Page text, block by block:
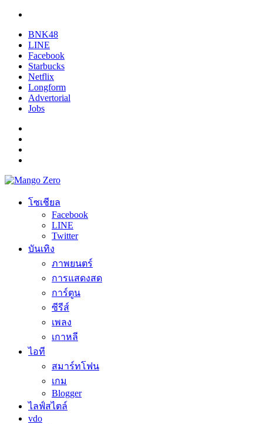
BNK48
LINE
Facebook
Starbucks
Netflix
Longform
Advertorial
Jobs
โซเชียล
Facebook
LINE
Twitter
บันเทิง
ภาพยนตร์
การแสดงสด
การ์ตูน
ซีรีส์
เพลง
เกาหลี
ไอที
สมาร์ทโฟน
เกม
Blogger
ไลฟ์สไตล์
vdo